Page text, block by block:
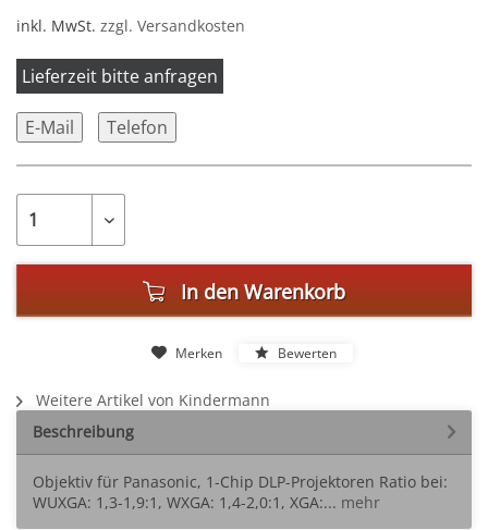
inkl. MwSt. zzgl. Versandkosten
Lieferzeit bitte anfragen
E-Mail Telefon
In den Warenkorb
Merken Bewerten
Weitere Artikel von Kindermann
Beschreibung
Objektiv für Panasonic, 1-Chip DLP-Projektoren Ratio bei:
WUXGA: 1,3-1,9:1, WXGA: 1,4-2,0:1, XGA:... mehr